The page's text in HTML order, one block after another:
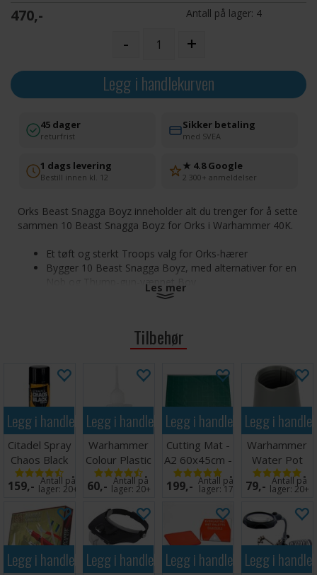
470,- Antall på lager: 4
- +
Legg i handlekurven
45 dager
returfrist
Sikker betaling
med SVEA
1 dags levering
Bestill innen kl. 12
★ 4.8 Google
2 300+ anmeldelser
Orks Beast Snagga Boyz inneholder alt du trenger for å sette
sammen 10 Beast Snagga Boyz for Orks i Warhammer 40K.
Et tøft og sterkt Troops valg for Orks-hærer
Bygger 10 Beast Snagga Boyz, med alternativer for en
Nob og Thump-gun-væpnet Boy
Eksperter på å ta ned mye større monstre og kjøretøy
Settet består av 87 komponenter, og inkluderer 10 stk 32mm
runde baser. Miniatyrene kommer umalt og krever
Les mer
Tilbehør
Legg i handlekurven
Citadel Spray
Chaos Black
159,- Antall på
lager: 20+
Legg i handlekurven
Warhammer
Colour Plastic
Glue 15ml
60,- Antall på
lager:20+
Legg i handlekurven
Cutting Mat -
A2 60x45cm -
Grønn
199,- Antall på
lager: 17
Legg i
Warhammer
Water Pot
79,- Antall på
lager:20+
Legg i handlekurvenLegg i handlekurvenLegg i handlekurven
Legg i